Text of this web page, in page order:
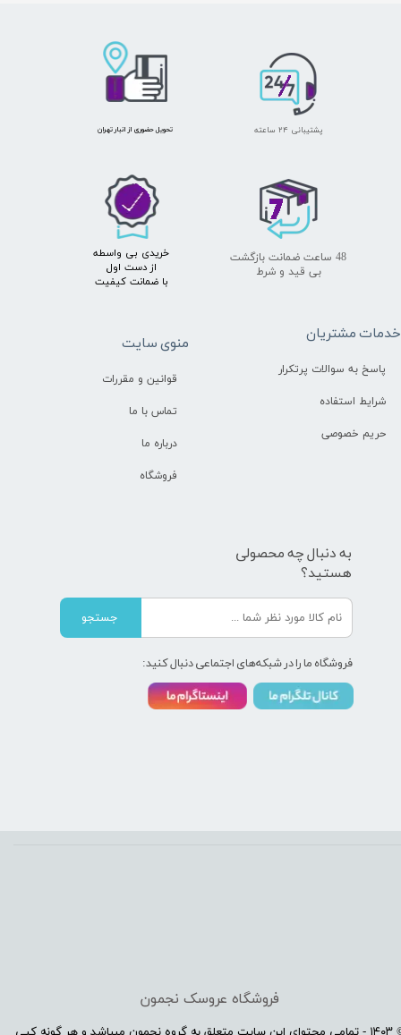
فروشگاه عروسک نجمون
پشتیبانی ۲۴ ساعته ​تحویل حضوری از انبار تهران
48 ساعت ضمانت بازگشت
بی قید و شرط
خریدی بی واسطه
از دست اول
با ضمانت کیفیت
خدمات مشتریان
پاسخ به سوالات پرتکرار
شرایط استفاده
حریم خصوصی
منوی سایت
قوانین و مقررات
تماس با ما
درباره ما
فروشگاه
به دنبال چه محصولی
هستید؟
جستجو
فروشگاه ما را در شبکه‌های اجتماعی دنبال کنید: